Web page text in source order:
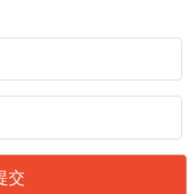
187****7043